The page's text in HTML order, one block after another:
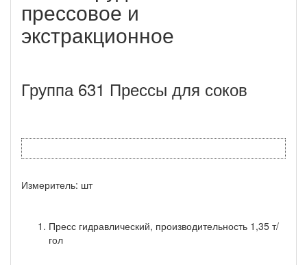
прессовое и
экстракционное
Группа 631 Прессы для соков
Измеритель: шт
Пресс гидравлический, производительность 1,35 т/
гол